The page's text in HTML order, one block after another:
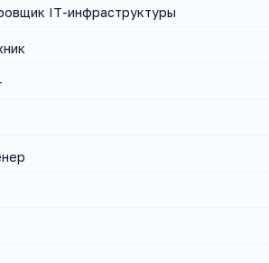
IT-инфраструктуры